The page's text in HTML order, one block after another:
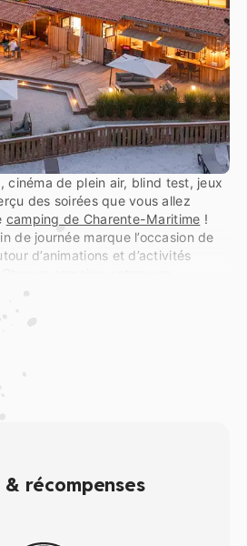
cinéma de plein air, blind test, jeux
des soirées que vous allez
camping de Charente-Maritime !
de journée marque l’occasion de
d’animations et d’activités
des animations affiché à la
& récompenses